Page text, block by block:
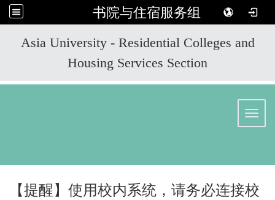
书院与住宿服务组
Asia University - Residential Colleges and
Housing Services Section
【提醒】使用校内系统，请务必连接校